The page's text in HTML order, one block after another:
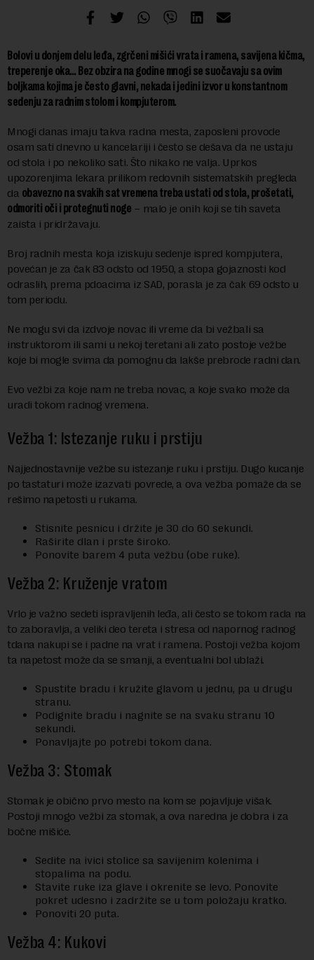
Bolovi u donjem delu leđa, zgrčeni mišići vrata i ramena, savijena kičma,
treperenje oka… Bez obzira na godine mnogi se suočavaju sa ovim
boljkama kojima je često glavni, nekada i jedini izvor u konstantnom
sedenju za radnim stolom i kompjuterom.
Mnogi danas imaju takva radna mesta, zaposleni provode
osam sati dnevno u kancelariji i često se dešava da ne ustaju
od stola i po nekoliko sati. Što nikako ne valja. Uprkos
upozorenjima lekara prilikom redovnih sistematskih pregleda
da obavezno na svakih sat vremena treba ustati od stola, prošetati,
odmoriti oči i protegnuti noge – malo je onih koji se tih saveta
zaista i pridržavaju.
Broj radnih mesta koja iziskuju sedenje ispred kompjutera,
povećan je za čak 83 odsto od 1950, a stopa gojaznosti kod
odraslih, prema pdoacima iz SAD, porasla je za čak 69 odsto u
tom periodu.
Ne mogu svi da izdvoje novac ili vreme da bi vežbali sa
instruktorom ili sami u nekoj teretani ali zato postoje vežbe
koje bi mogle svima da pomognu da lakše prebrode radni dan.
Evo vežbi za koje nam ne treba novac, a koje svako može da
uradi tokom radnog vremena.
Vežba 1: Istezanje ruku i prstiju
Najjednostavnije vežbe su istezanje ruku i prstiju. Dugo kucanje
po tastaturi može izazvati povrede, a ova vežba pomaže da se
rešimo napetosti u rukama.
Stisnite pesnicu i držite je 30 do 60 sekundi.
Raširite dlan i prste široko.
Ponovite barem 4 puta vežbu (obe ruke).
Vežba 2: Kruženje vratom
Vrlo je važno sedeti ispravljenih leđa, ali često se tokom rada na
to zaboravlja, a veliki deo tereta i stresa od napornog radnog
tdana nakupi se i padne na vrat i ramena. Postoji vežba kojom
ta napetost može da se smanji, a eventualni bol ublaži.
Spustite bradu i kružite glavom u jednu, pa u drugu
stranu.
Podignite bradu i nagnite se na svaku stranu 10
sekundi.
Ponavljajte po potrebi tokom dana.
Vežba 3: Stomak
Stomak je obično prvo mesto na kom se pojavljuje višak.
Postoji mnogo vežbi za stomak, a ova naredna je dobra i za
bočne mišiće.
Sedite na ivici stolice sa savijenim kolenima i
stopalima na podu.
Stavite ruke iza glave i okrenite se levo. Ponovite
pokret udesno i zadržite se u tom položaju kratko.
Ponoviti 20 puta.
Vežba 4: Kukovi